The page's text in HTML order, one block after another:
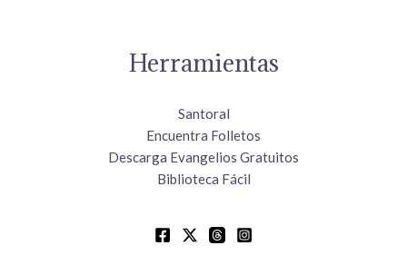
Herramientas
Santoral
Encuentra Folletos
Descarga Evangelios Gratuitos
Biblioteca Fácil